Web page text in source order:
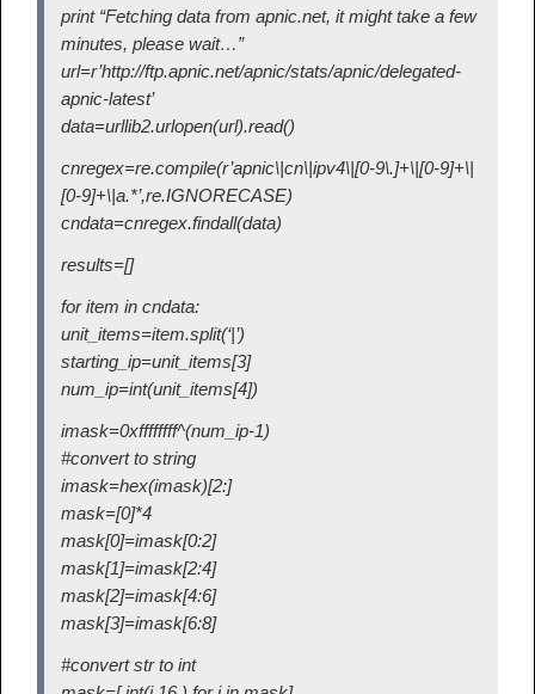
print “Fetching data from apnic.net, it might take a few
minutes, please wait…”
url=r’http://ftp.apnic.net/apnic/stats/apnic/delegated-
apnic-latest’
data=urllib2.urlopen(url).read()
cnregex=re.compile(r’apnic\|cn\|ipv4\|[0-9\.]+\|[0-9]+\|
[0-9]+\|a.*’,re.IGNORECASE)
cndata=cnregex.findall(data)
results=[]
for item in cndata:
unit_items=item.split(‘|’)
starting_ip=unit_items[3]
num_ip=int(unit_items[4])
imask=0xffffffff^(num_ip-1)
#convert to string
imask=hex(imask)[2:]
mask=[0]*4
mask[0]=imask[0:2]
mask[1]=imask[2:4]
mask[2]=imask[4:6]
mask[3]=imask[6:8]
#convert str to int